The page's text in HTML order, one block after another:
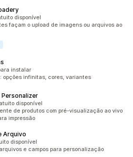
disponível
façam o upload de imagens ou arquivos ao
instalar
opções infinitas, cores, variantes
disponível
de produtos com pré-visualização ao vivo
impressão
Arquivo
disponível
e campos para personalização